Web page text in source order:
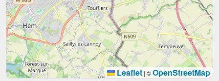
Leaflet | ©OpenStreetMap